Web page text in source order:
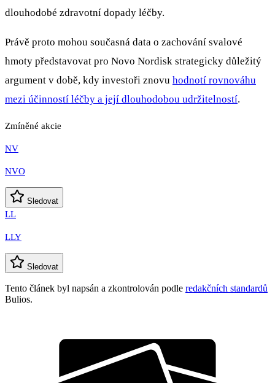
dlouhodobé zdravotní dopady léčby.
Právě proto mohou současná data o zachování svalové
hmoty představovat pro Novo Nordisk strategicky důležitý
argument v době, kdy investoři znovu hodnotí rovnováhu
mezi účinností léčby a její dlouhodobou udržitelností.
Zmíněné akcie
NV
NVO
Sledovat
LL
LLY
Sledovat
Tento článek byl napsán a zkontrolován podle redakčních standardů
Bulios.